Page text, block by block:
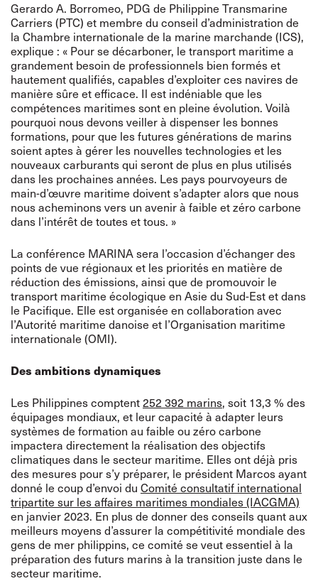
Gerardo A. Borromeo, PDG de Philippine Transmarine
Carriers (PTC) et membre du conseil d’administration de
la Chambre internationale de la marine marchande (ICS),
explique : « Pour se décarboner, le transport maritime a
grandement besoin de professionnels bien formés et
hautement qualifiés, capables d’exploiter ces navires de
manière sûre et efficace. Il est indéniable que les
compétences maritimes sont en pleine évolution. Voilà
pourquoi nous devons veiller à dispenser les bonnes
formations, pour que les futures générations de marins
soient aptes à gérer les nouvelles technologies et les
nouveaux carburants qui seront de plus en plus utilisés
dans les prochaines années. Les pays pourvoyeurs de
main-d’œuvre maritime doivent s’adapter alors que nous
nous acheminons vers un avenir à faible et zéro carbone
dans l’intérêt de toutes et tous. »
La conférence MARINA sera l’occasion d’échanger des
points de vue régionaux et les priorités en matière de
réduction des émissions, ainsi que de promouvoir le
transport maritime écologique en Asie du Sud-Est et dans
le Pacifique. Elle est organisée en collaboration avec
l’Autorité maritime danoise et l’Organisation maritime
internationale (OMI).
Des ambitions dynamiques
Les Philippines comptent252 392 marins, soit 13,3 % des
équipages mondiaux, et leur capacité à adapter leurs
systèmes de formation au faible ou zéro carbone
impactera directement la réalisation des objectifs
climatiques dans le secteur maritime. Elles ont déjà pris
des mesures pour s’y préparer, le président Marcos ayant
donné le coup d’envoi du Comité consultatif international
tripartite sur les affaires maritimes mondiales (IACGMA)
en janvier 2023. En plus de donner des conseils quant aux
meilleurs moyens d’assurer la compétitivité mondiale des
gens de mer philippins, ce comité se veut essentiel à la
préparation des futurs marins à la transition juste dans le
secteur maritime.